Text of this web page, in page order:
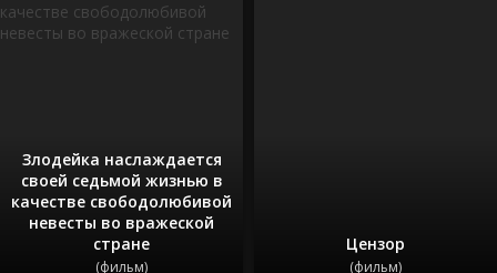
Злодейка наслаждается
своей седьмой жизнью в
качестве свободолюбивой
невесты во вражеской
стране
(фильм)
Цензор
(фильм)